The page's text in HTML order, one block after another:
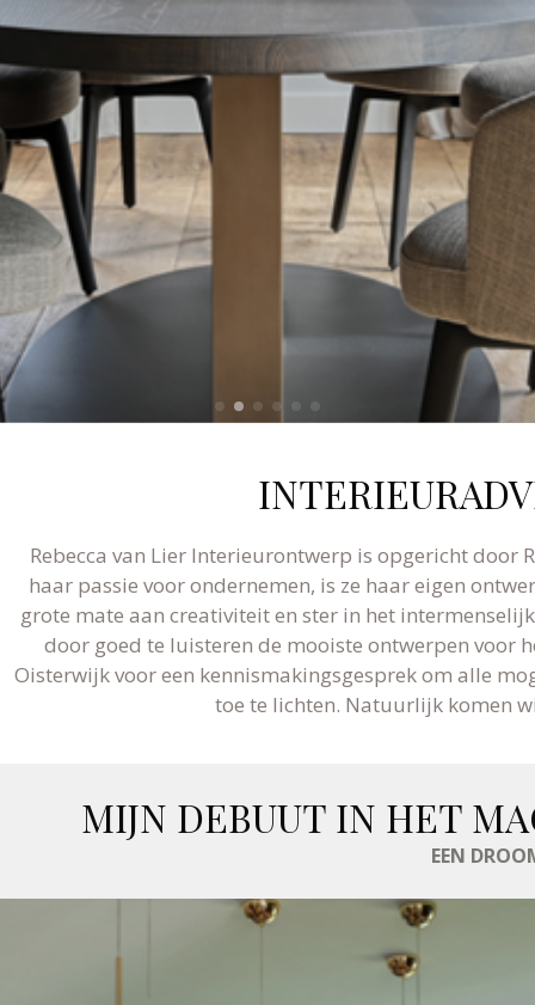
Rebecca van Lier Interieurontwerp is opgericht door
haar passie voor ondernemen, is ze haar eigen
grote mate aan creativiteit en ster in het
door goed te luisteren de mooiste ontwerpen voor
Oisterwijk voor een kennismakingsgesprek om alle
toe te lichten. Natuurlijk komen
MIJN DEBUUT IN HET
EEN